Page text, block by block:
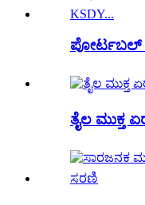
ಪೋರ್ಟಬಲ್
ತೈಲ ಮುಕ್ತ